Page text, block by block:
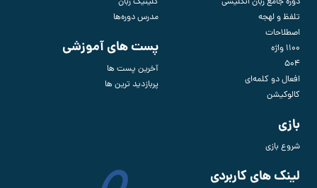
تلفظ و لهجه
اصطلاحات
1100 واژه
504
افعال دو کلمه‌ای
کالوکیشن
بازی
شروع بازی
مدرس دوره‌ها
پست های آموزشی
آخرین پست ها
پربازدید ترین ها
لینک های کاربردی